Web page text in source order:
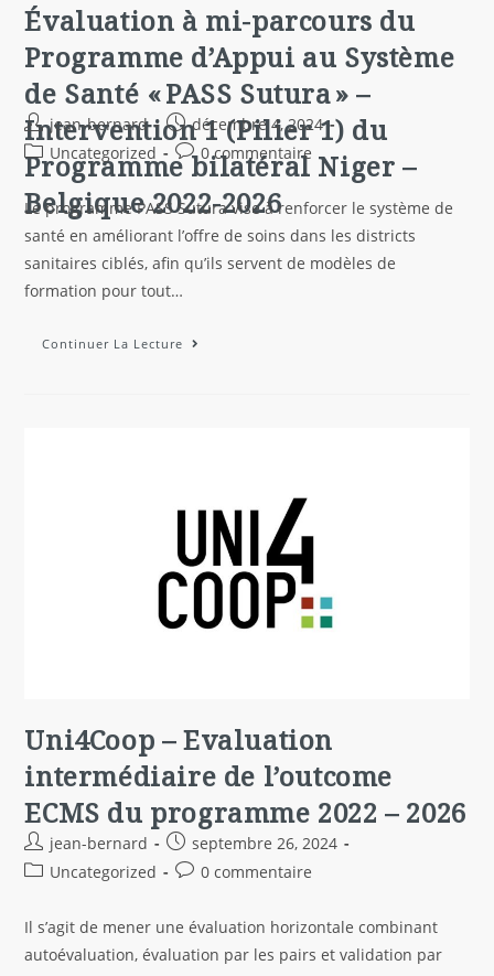
Évaluation à mi-parcours du
Programme d’Appui au Système
de Santé « PASS Sutura » –
Intervention 1 (Pilier 1) du
Programme bilatéral Niger –
Belgique 2022-2026
jean-bernard
décembre 4, 2024
Uncategorized
0 commentaire
Le programme PASS Sutura vise à renforcer le système de
santé en améliorant l’offre de soins dans les districts
sanitaires ciblés, afin qu’ils servent de modèles de
formation pour tout…
Continuer La Lecture
Uni4Coop – Evaluation
intermédiaire de l’outcome
ECMS du programme 2022 – 2026
jean-bernard
septembre 26, 2024
Uncategorized
0 commentaire
Il s’agit de mener une évaluation horizontale combinant
autoévaluation, évaluation par les pairs et validation par